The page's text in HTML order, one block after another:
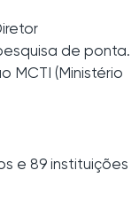
de ponta.
MCTI (Ministério
e 89 instituições